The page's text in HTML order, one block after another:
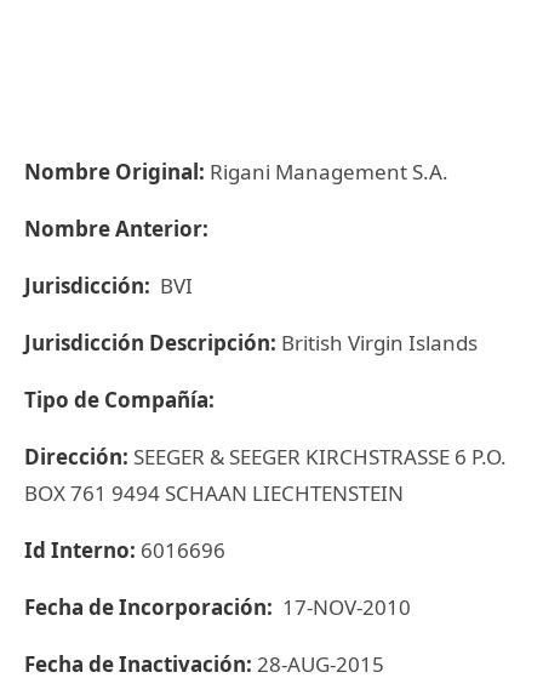
Nombre Original: Rigani Management S.A.
Nombre Anterior:
Jurisdicción: BVI
Jurisdicción Descripción: British Virgin Islands
Tipo de Compañía:
Dirección: SEEGER & SEEGER KIRCHSTRASSE 6 P.O.
BOX 761 9494 SCHAAN LIECHTENSTEIN
Id Interno: 6016696
Fecha de Incorporación: 17-NOV-2010
Fecha de Inactivación: 28-AUG-2015